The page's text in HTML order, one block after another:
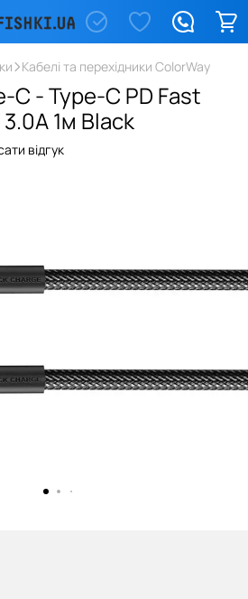
Кабелі та перехідники ColorWay
C - Type-C PD Fast
1м Black
відгук